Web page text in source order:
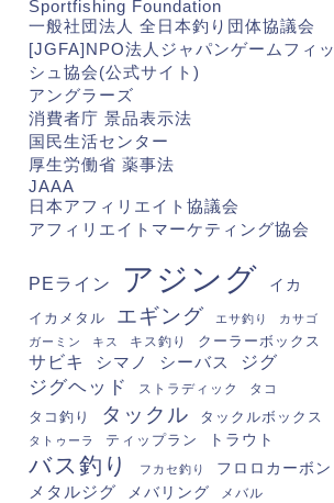
Sportfishing Foundation
一般社団法人 全日本釣り団体協議会
[JGFA]NPO法人ジャパンゲームフィッ
シュ協会(公式サイト)
アングラーズ
消費者庁 景品表示法
国民生活センター
厚生労働省 薬事法
JAAA
日本アフィリエイト協議会
アフィリエイトマーケティング協会
PEライン アジング イカ
イカメタル エギング エサ釣り
カサゴ
ガーミン
キス キス釣り クーラーボックス
サビキ シマノ シーバス ジグ
ジグヘッド ストラディック タコ
タコ釣り タックル タックルボックス
タトゥーラ ティップラン トラウト
バス釣り フカセ釣り フロロカーボン
メタルジグ メバリング メバル